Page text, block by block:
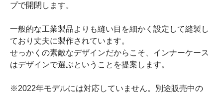
プで開閉します。
一般的な工業製品よりも縫い目を細かく設定して縫製し
ており丈夫に製作されています。
せっかくの素敵なデザインだからこそ、インナーケース
はデザインで選ぶということを提案します。
※2022年モデルには対応していません。別途販売中の